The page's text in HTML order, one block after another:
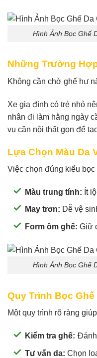
Hình Ảnh Bọc Ghế
Những Trường
Không cần chờ ghế hư
Xe gia đình có trẻ nhỏ
nhân đi làm hằng ngày
vụ cần nội thất gọn để
Lựa Chọn Màu Da
Việc chọn đúng kiểu
Màu trung tính: Ít
May trơn: Dễ vệ
Form ôm ghế: Giữ
Hình Ảnh Bọc Ghế
Quy Trình Bọc Ghế
Một quy trình rõ ràng
Kiểm tra ghế: Đánh
Tư vấn da: Chọn